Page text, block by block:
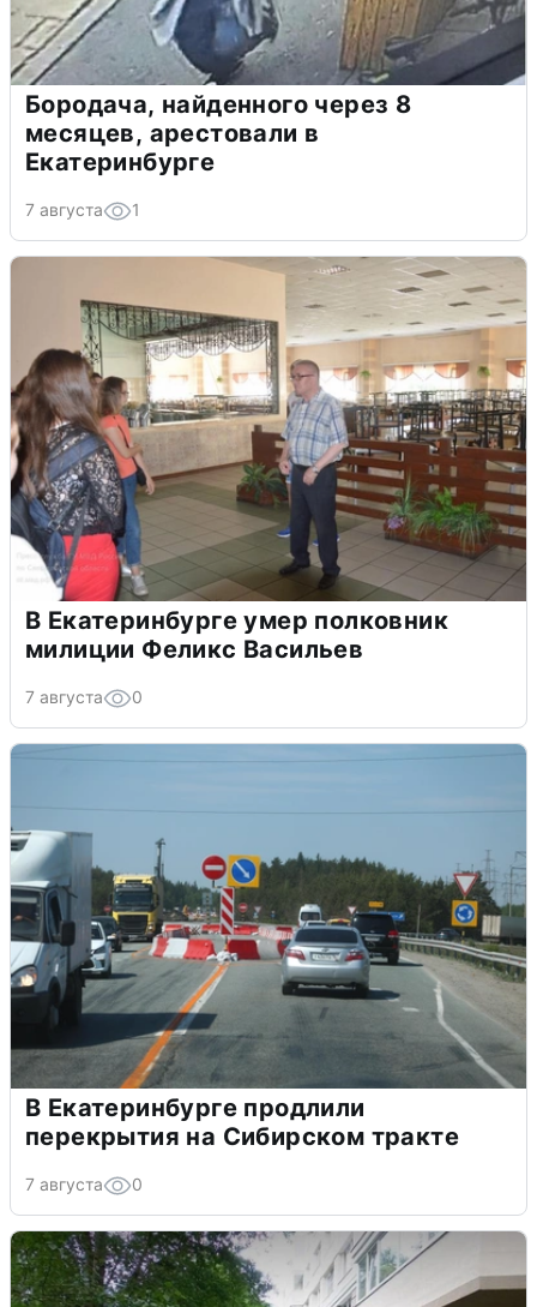
Бородача, найденного через 8
месяцев, арестовали в
Екатеринбурге
7 августа 1
В Екатеринбурге умер полковник
милиции Феликс Васильев
7 августа 0
В Екатеринбурге продлили
перекрытия на Сибирском тракте
7 августа 0